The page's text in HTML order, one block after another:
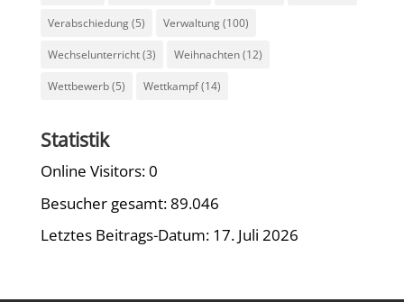
Verabschiedung(5) Verwaltung(100)
Wechselunterricht(3) Weihnachten(12)
Wettbewerb(5) Wettkampf(14)
Statistik
Online Visitors:0
Besucher gesamt:89.046
Letztes Beitrags-Datum: 17. Juli 2026